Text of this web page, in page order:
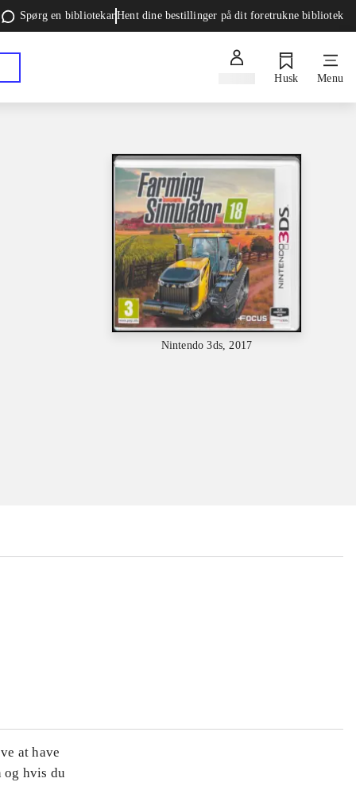
Spørg en bibliotekarHent dine bestillinger på dit foretrukne bibliotek
Husk Menu
Nintendo 3ds, 2017
at have
og hvis du